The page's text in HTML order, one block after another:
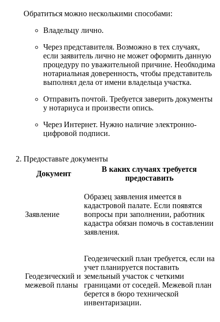
Обратиться можно несколькими способами:
Владельцу лично.
Через представителя. Возможно в тех случаях,
если заявитель лично не может оформить данную
процедуру по уважительной причине. Необходима
нотариальная доверенность, чтобы представитель
выполнял дела от имени владельца участка.
Отправить почтой. Требуется заверить документы
у нотариуса и произвести опись.
Через Интернет. Нужно наличие электронно-
цифровой подписи.
Предоставьте документы
Документ
В каких случаях требуется
предоставить
Заявление
Образец заявления имеется в
кадастровой палате. Если появятся
вопросы при заполнении, работник
кадастра обязан помочь в составлении
заявления.
Геодезический и
межевой планы
Геодезический план требуется, если на
учет планируется поставить
земельный участок с четкими
границами от соседей. Межевой план
берется в бюро технической
инвентаризации.